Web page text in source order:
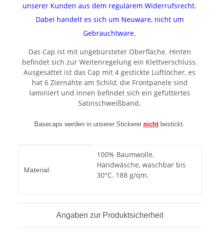
unserer Kunden aus dem regulärem Widerrufsrecht.
Dabei handelt es sich um Neuware, nicht um
Gebrauchtware.
Das Cap ist mit ungebürsteter Oberfläche. Hinten
befindet sich zur Weitenregelung ein Klettverschluss.
Ausgesattet ist das Cap mit 4 gestickte Luftlöcher, es
hat 6 Ziernähte am Schild, die Frontpanele sind
laminiert und innen befindet sich ein gefüttertes
Satinschweißband.
Basecaps werden in unserer Stickerei nichtbestickt.
Material:
100% Baumwolle.
Handwäsche, waschbar bis
30°C. 188 g/qm.
Angaben zur Produktsicherheit